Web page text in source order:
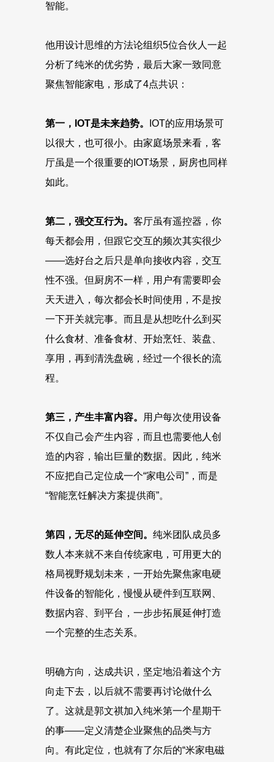
智能。
他用设计思维的方法论组织5位合伙人一起
分析了纯米的优劣势，最后大家一致同意
聚焦智能家电，形成了4点共识：
第一，IOT是未来趋势。
IOT的应用场景可
以很大，也可很小。由家庭场景来看，客
厅虽是一个很重要的IOT场景，厨房也同样
如此。
第二，强交互行为。 客厅虽有遥控器，你
每天都会用，但跟它交互的频次其实很少
——选好台之后只是单向接收内容，交互
性不强。但厨房不一样，用户有需要即会
天天进入，每次都会长时间使用，不是按
一下开关就完事。而且是从想吃什么到买
什么食材、准备食材、开始烹饪、装盘、
享用，再到清洗盘碗，经过一个很长的流
程。
第三，产生丰富内容。
用户每次使用设备
不仅自己会产生内容，而且也需要他人创
造的内容，输出巨量的数据。因此，纯米
不应把自己定位成一个“家电公司”，而是
“智能烹饪解决方案提供商”。
第四，无尽的延伸空间。 纯米团队成员多
数人本来就不来自传统家电，可用更大的
格局视野规划未来，一开始先聚焦家电硬
件设备的智能化，慢慢从硬件到互联网、
数据内容、到平台，一步步拓展延伸打造
一个完整的生态关系。
明确方向，达成共识，坚定地沿着这个方
向走下去，以后就不需要再讨论做什么
了。这就是郭文祺加入纯米第一个星期干
的事——定义清楚企业聚焦的品类与方
向。有此定位，也就有了尔后的“米家电磁